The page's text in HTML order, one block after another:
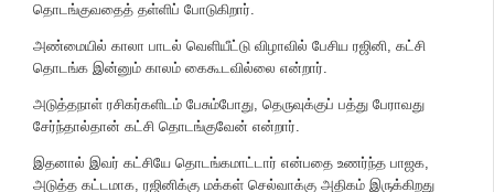
தொடங்குவதைத் தள்ளிப் போடுகிறார்.
அண்மையில் காலா பாடல் வெளியீட்டு விழாவில் பேசிய ரஜினி, கட்சி
தொடங்க இன்னும் காலம் கைகூடவில்லை என்றார்.
அடுத்தநாள் ரசிகர்களிடம் பேசும்போது, தெருவுக்குப் பத்து பேராவது
சேர்ந்தால்தான் கட்சி தொடங்குவேன் என்றார்.
இதனால் இவர் கட்சியே தொடங்கமாட்டார் என்பதை உணர்ந்த பாஜக,
அடுத்த கட்டமாக, ரஜினிக்கு மக்கள் செல்வாக்கு அதிகம் இருக்கிறது